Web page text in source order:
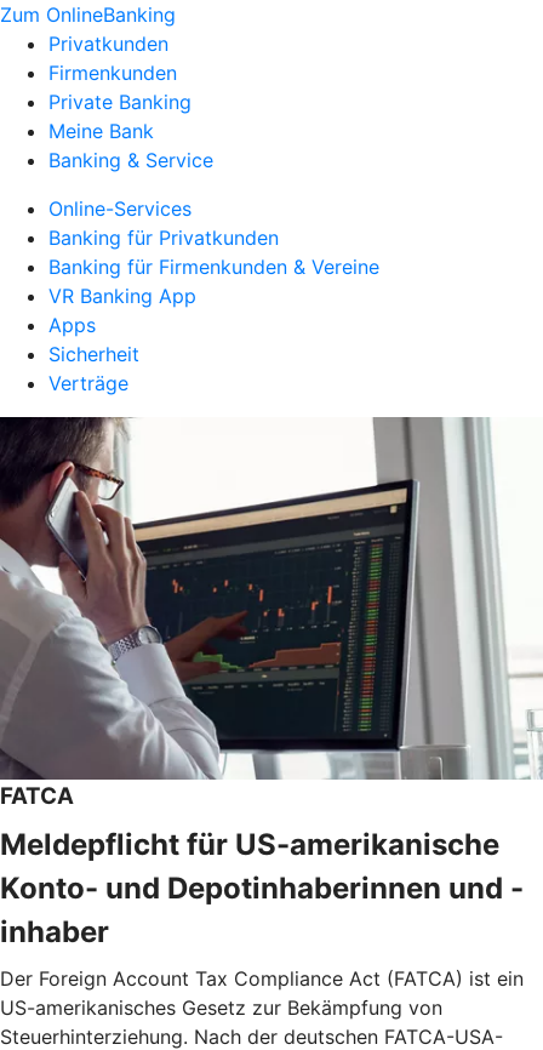
Zum OnlineBanking
Privatkunden
Firmenkunden
Private Banking
Meine Bank
Banking & Service
Online-Services
Banking für Privatkunden
Banking für Firmenkunden & Vereine
VR Banking App
Apps
Sicherheit
Verträge
FATCA
Meldepflicht für US-amerikanische
Konto- und Depotinhaberinnen und -
inhaber
Der Foreign Account Tax Compliance Act (FATCA) ist ein
US-amerikanisches Gesetz zur Bekämpfung von
Steuerhinterziehung. Nach der deutschen FATCA-USA-